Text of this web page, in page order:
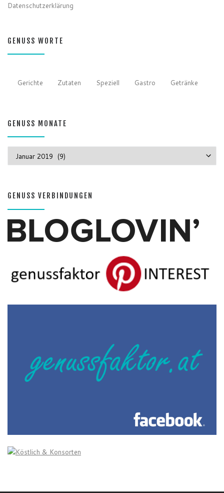
Datenschutzerklärung
GENUSS WORTE
Gerichte Zutaten Speziell Gastro Getränke
GENUSS MONATE
GENUSS VERBINDUNGEN